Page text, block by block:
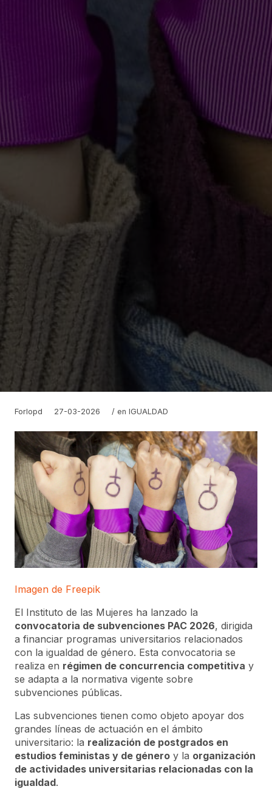
Forlopd 27-03-2026 / enIGUALDAD
Imagen de Freepik
El Instituto de las Mujeres ha lanzado la
convocatoria de subvenciones PAC 2026, dirigida
a financiar programas universitarios relacionados
con la igualdad de género. Esta convocatoria se
realiza en régimen de concurrencia competitiva y
se adapta a la normativa vigente sobre
subvenciones públicas.
Las subvenciones tienen como objeto apoyar dos
grandes líneas de actuación en el ámbito
universitario: la realización de postgrados en
estudios feministas y de género y la organización
de actividades universitarias relacionadas con la
igualdad.